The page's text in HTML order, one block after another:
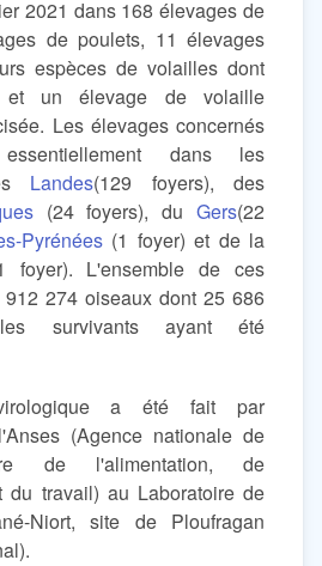
2021 dans 168 élevages de
de poulets, 11 élevages
espèces de volailles dont
et un élevage de volaille
Les élevages concernés
dans les
Landes(129 foyers), des
(24 foyers), duGers(22
Pyrénées(1 foyer) et de la
foyer). L'ensemble de ces
274 oiseaux dont 25 686
survivants ayant été
a été fait par
(Agence nationale de
de l'alimentation, de
du travail) au Laboratoire de
Niort, site de Ploufragan